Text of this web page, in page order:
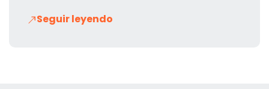
Seguir leyendo